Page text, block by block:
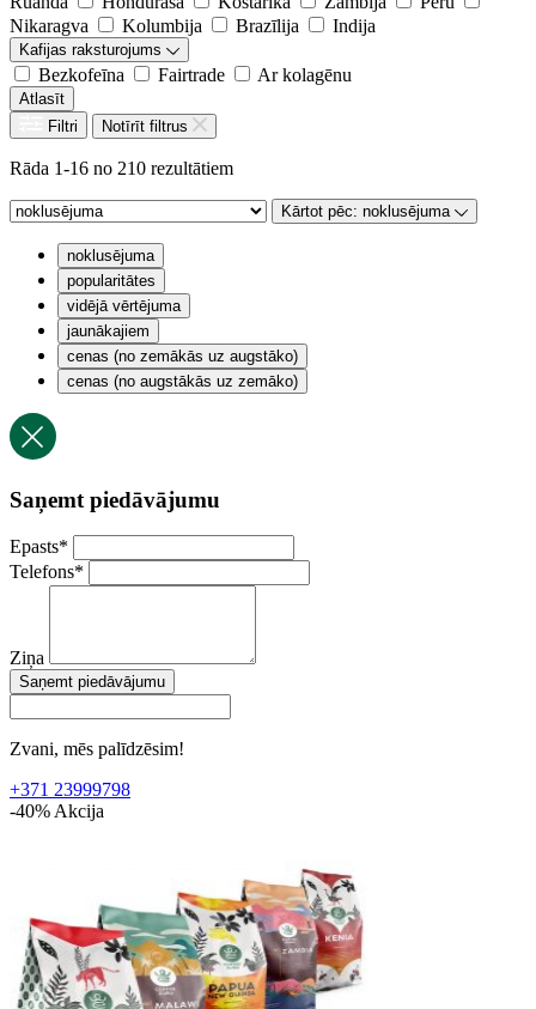
Nikaragva
Kolumbija Brazīlija Indija
Kafijas raksturojums
Bezkofeīna Fairtrade Ar kolagēnu
Atlasīt
Filtri
Notīrīt filtrus
Rāda 1-16 no 210 rezultātiem
Kārtot pēc: noklusējuma
noklusējuma
popularitātes
vidējā vērtējuma
jaunākajiem
cenas (no zemākās uz augstāko)
cenas (no augstākās uz zemāko)
Saņemt piedāvājumu
Epasts*
Telefons*
Ziņa
Saņemt piedāvājumu
Zvani, mēs palīdzēsim!
+371 23999798
-40% Akcija